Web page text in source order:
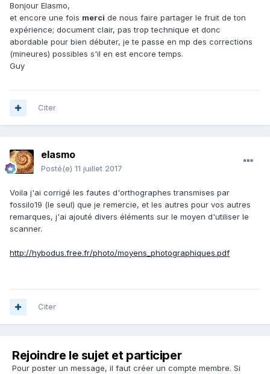
Bonjour Elasmo,
et encore une fois merci de nous faire partager le fruit de ton
expérience; document clair, pas trop technique et donc
abordable pour bien débuter, je te passe en mp des corrections
(mineures) possibles s'il en est encore temps.
Guy
Citer
elasmo
Posté(e) 11 juillet 2017
Voila j'ai corrigé les fautes d'orthographes transmises par
fossilo19 (le seul) que je remercie, et les autres pour vos autres
remarques, j'ai ajouté divers éléments sur le moyen d'utiliser le
scanner.
http://hybodus.free.fr/photo/moyens_photographiques.pdf
Citer
Rejoindre le sujet et participer
Pour poster un message, il faut créer un compte membre. Si